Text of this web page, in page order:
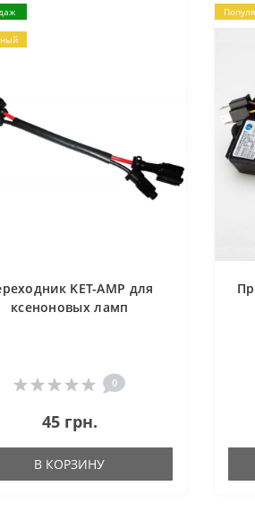
KET-AMP для
ксеноновых ламп
0
45 грн.
В КОРЗИНУ